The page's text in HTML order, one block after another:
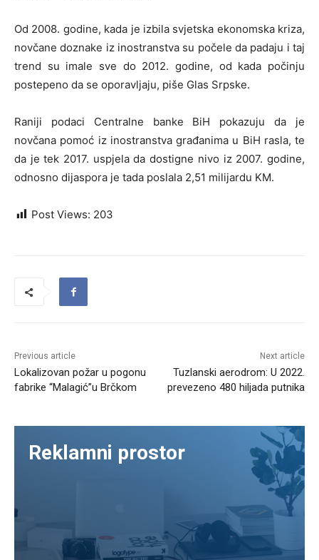
Od 2008. godine, kada je izbila svjetska ekonomska kriza,
novčane doznake iz inostranstva su počele da padaju i taj
trend su imale sve do 2012. godine, od kada počinju
postepeno da se oporavljaju, piše Glas Srpske.
Raniji podaci Centralne banke BiH pokazuju da je
novčana pomoć iz inostranstva građanima u BiH rasla, te
da je tek 2017. uspjela da dostigne nivo iz 2007. godine,
odnosno dijaspora je tada poslala 2,51 milijardu KM.
Post Views: 203
Previous article
Lokalizovan požar u pogonu
fabrike “Malagić”u Brčkom
Next article
Tuzlanski aerodrom: U 2022.
prevezeno 480 hiljada putnika
Reklamni prostor